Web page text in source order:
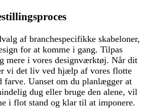
af branchespecifikke skabeloner,
for at komme i gang. Tilpas
mere i vores designværktøj. Når dit
vi det liv ved hjælp af vores flotte
Uanset om du planlægger at
dug eller bruge den alene, vil
i flot stand og klar til at imponere.